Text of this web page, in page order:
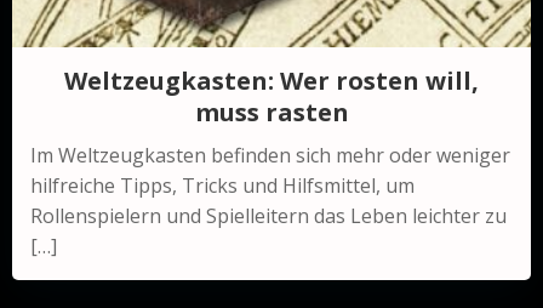
Weltzeugkasten: Wer rosten will,
muss rasten
Im Weltzeugkasten befinden sich mehr oder weniger
hilfreiche Tipps, Tricks und Hilfsmittel, um
Rollenspielern und Spielleitern das Leben leichter zu
[…]